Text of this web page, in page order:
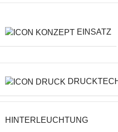
EINSATZ
HINTERLEUCHTUNG